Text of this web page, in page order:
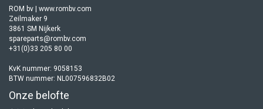
ROM bv | www.rombv.com
Zeilmaker 9
3861 SM Nijkerk
spareparts@rombv.com
+31(0)33 205 80 00
KvK nummer: 9058153
BTW nummer: NL007596832B02
Onze belofte